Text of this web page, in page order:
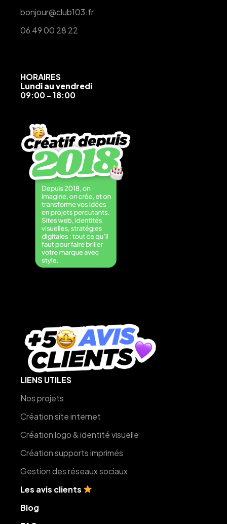
bonjour@club103.fr
06 49 00 28 22
HORAIRES
Lundi au vendredi
09:00 - 18:00
LIENS UTILES
Nos projets
Création site internet
Création logo & identité visuelle
Création supports imprimés
Gestion des réseaux sociaux
Les avis clients
Blog